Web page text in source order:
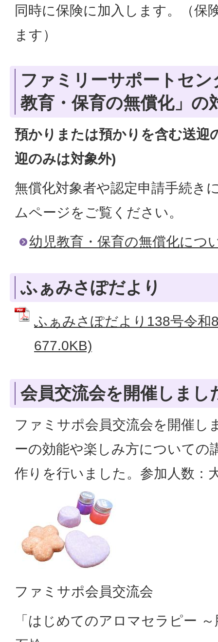
同時に保険に加入します。（保
ます）
ファミリーサポートセ
教育・保育の無償化」の
預かりまたは預かりを含む送迎
迎のみは対象外)
無償化対象者や認定申請手続き
ムページをご覧ください。
幼児教育・保育の無償化につ
ふぁみさぽだより
ふぁみさぽだより138号令和
677.0KB)
会員交流会を開催しまし
ファミサポ会員交流会を開催し
ーの効能や楽しみ方についての
作りを行いました。参加人数：
ファミサポ会員交流会
「はじめてのアロマセラピー